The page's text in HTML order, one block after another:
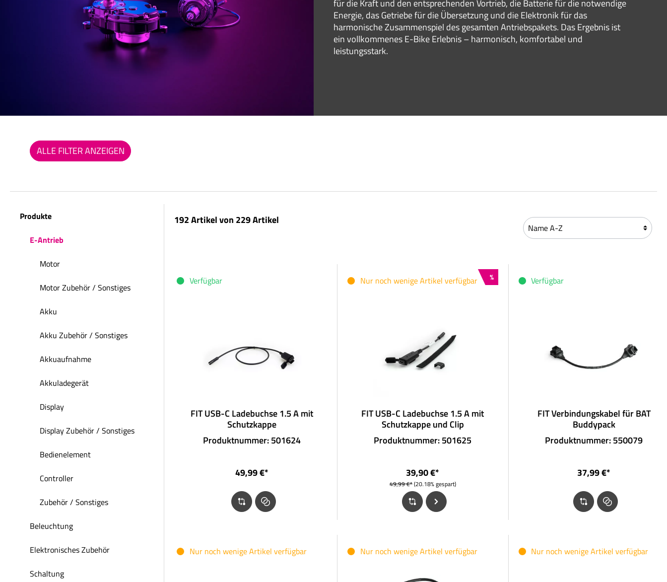
für die Kraft und den entsprechenden Vortrieb, die Batterie für die notwendige
Energie, das Getriebe für die Übersetzung und die Elektronik für das
harmonische Zusammenspiel des gesamten Antriebspakets. Das Ergebnis ist
ein vollkommenes E-Bike Erlebnis – harmonisch, komfortabel und
leistungsstark.
ALLE FILTER ANZEIGEN
Produkte
E-Antrieb
Motor
Motor Zubehör / Sonstiges
Akku
Akku Zubehör / Sonstiges
Akkuaufnahme
Akkuladegerät
Display
Display Zubehör / Sonstiges
Bedienelement
Controller
Zubehör / Sonstiges
Beleuchtung
Elektronisches Zubehör
Schaltung
192 Artikel von 229 Artikel
Verfügbar
FIT USB-C Ladebuchse 1.5 A mit
Schutzkappe
Produktnummer: 501624
49,99 €*
Rabatt
%
Nur noch wenige Artikel verfügbar
FIT USB-C Ladebuchse 1.5 A mit
Schutzkappe und Clip
Produktnummer: 501625
39,90 €*
49,99 €*(20.18% gespart)
Verfügbar
FIT Verbindungskabel für BAT
Buddypack
Produktnummer: 550079
37,99 €*
Nur noch wenige Artikel verfügbar Nur noch wenige Artikel verfügbar Nur noch wenige Artikel verfügbar